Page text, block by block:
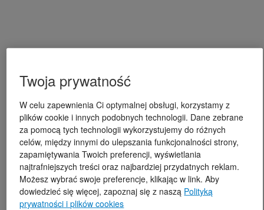
Twoja prywatność
W celu zapewnienia Ci optymalnej obsługi, korzystamy z
plików cookie i innych podobnych technologii. Dane zebrane
za pomocą tych technologii wykorzystujemy do różnych
celów, między innymi do ulepszania funkcjonalności strony,
zapamiętywania Twoich preferencji, wyświetlania
najtrafniejszych treści oraz najbardziej przydatnych reklam.
Możesz wybrać swoje preferencje, klikając w link. Aby
dowiedzieć się więcej, zapoznaj się z naszą Polityką
prywatności i plików cookies